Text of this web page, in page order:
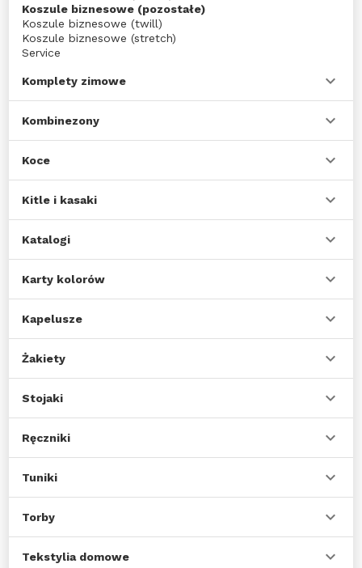
Koszule biznesowe (pozostałe)
Koszule biznesowe (twill)
Koszule biznesowe (stretch)
Service
Komplety zimowe
Kombinezony
Koce
Kitle i kasaki
Katalogi
Karty kolorów
Kapelusze
Żakiety
Stojaki
Ręczniki
Tuniki
Torby
Tekstylia domowe